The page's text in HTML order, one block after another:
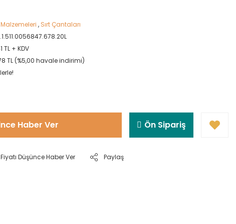
, Sırt Çantaları
TL + KDV
TL (%5,00 havale indirimi)
Haber Ver Ön Sipariş
Fiyatı Düşünce Haber Ver Paylaş